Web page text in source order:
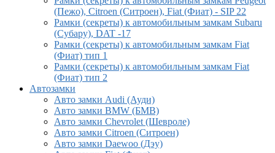
(Пежо), Citroen (Ситроен), Fiat (Фиат) - SIP 22
Рамки (секреты) к автомобильным замкам Subaru
(Субару), DAT -17
Рамки (секреты) к автомобильным замкам Fiat
(Фиат) тип 1
Рамки (секреты) к автомобильным замкам Fiat
(Фиат) тип 2
Автозамки
Авто замки Audi (Ауди)
Авто замки BMW (БМВ)
Авто замки Chevrolet (Шевроле)
Авто замки Citroen (Ситроен)
Авто замки Daewoo (Дэу)